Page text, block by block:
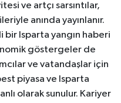
ve artçı sarsıntılar,
anında yayınlanır.
Isparta yangın haberi
göstergeler de
ve vatandaşlar için
piyasa ve Isparta
olarak sunulur. Kariyer